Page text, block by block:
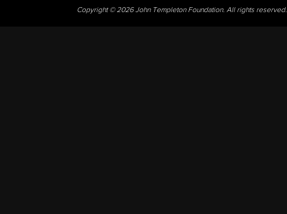
Copyright © 2026 John Templeton Foundation. All rights reserved.